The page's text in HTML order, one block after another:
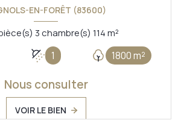
EN-FORÊT (83600)
Villa 5 pièce(s) 3 chambre(s) 114 m²
1 1800 m²
Nous consulter
VOIR LE BIEN